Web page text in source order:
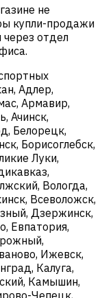
не
купли-продажи
отдел
Адлер,
Армавир,
Ачинск,
Белорецк,
Борисоглебск,
Луки,
Вологда,
Всеволожск,
Дзержинск,
Евпатория,
Ижевск,
Калуга,
Камышин,
Чепецк,